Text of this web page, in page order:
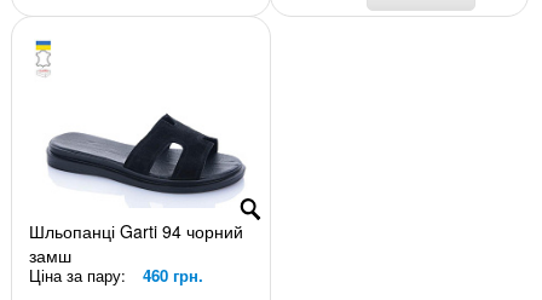
Шльопанці Garti 94 чорний
замш
Ціна за пару: 460 грн.